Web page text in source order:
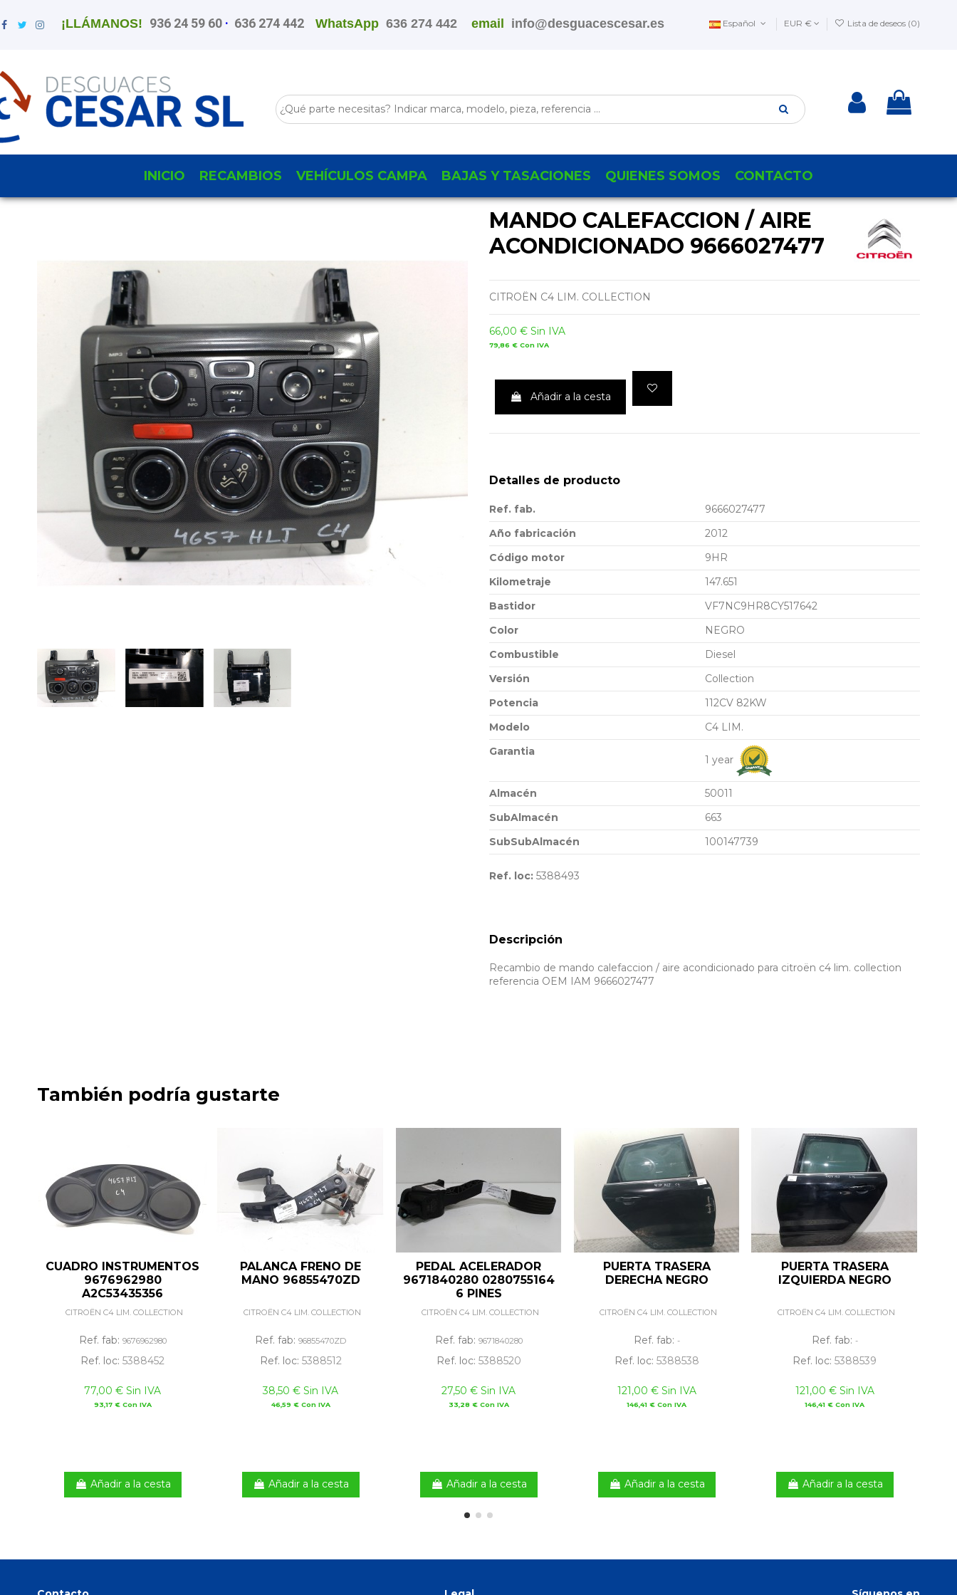
¡LLÁMANOS! 936 24 59 60 · 636 274 442 WhatsApp636 274 442 email info@desguacescesar.es Español EUR € Lista de deseos (0)
INICIO RECAMBIOS VEHÍCULOS CAMPA BAJAS Y TASACIONES QUIENES SOMOS CONTACTO
MANDO CALEFACCION / AIRE
ACONDICIONADO 9666027477
CITROËN C4 LIM. COLLECTION
66,00 € Sin IVA
79,86 € Con IVA
Añadir a la cesta
Detalles de producto
Ref. fab.
9666027477
Año fabricación
2012
Código motor
9HR
Kilometraje
147.651
Bastidor
VF7NC9HR8CY517642
Color
NEGRO
Combustible
Diesel
Versión
Collection
Potencia
112CV 82KW
Modelo
C4 LIM.
Garantia
1 year
Almacén
50011
SubAlmacén
663
SubSubAlmacén
100147739
Ref. loc: 5388493
Descripción
Recambio de mando calefaccion / aire acondicionado para citroën c4 lim. collection
referencia OEM IAM 9666027477
También podría gustarte
CUADRO INSTRUMENTOS
9676962980
A2C53435356
CITROËN C4 LIM. COLLECTION
Ref. fab: 9676962980
Ref. loc: 5388452
77,00 € Sin IVA
93,17 € Con IVA
Añadir a la cesta
PALANCA FRENO DE
MANO 96855470ZD
CITROËN C4 LIM. COLLECTION
Ref. fab: 96855470ZD
Ref. loc: 5388512
38,50 € Sin IVA
46,59 € Con IVA
Añadir a la cesta
PEDAL ACELERADOR
9671840280 0280755164
6 PINES
CITROËN C4 LIM. COLLECTION
Ref. fab: 9671840280
Ref. loc: 5388520
27,50 € Sin IVA
33,28 € Con IVA
Añadir a la cesta
PUERTA TRASERA
DERECHA NEGRO
CITROËN C4 LIM. COLLECTION
Ref. fab: -
Ref. loc: 5388538
121,00 € Sin IVA
146,41 € Con IVA
Añadir a la cesta
PUERTA TRASERA
IZQUIERDA NEGRO
CITROËN C4 LIM. COLLECTION
Ref. fab: -
Ref. loc: 5388539
121,00 € Sin IVA
146,41 € Con IVA
Añadir a la cesta